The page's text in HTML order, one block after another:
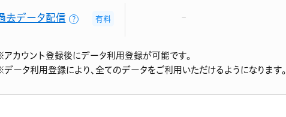
去データ配信 ？ 有料
カウント登録後にデータ利用登録が可能です。
ータ利用登録により、全てのデータをご利用いただけるようになります。